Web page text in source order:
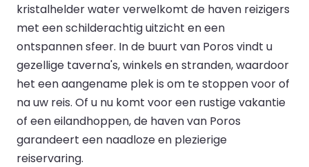
kristalhelder water verwelkomt de haven reizigers
met een schilderachtig uitzicht en een
ontspannen sfeer. In de buurt van Poros vindt u
gezellige taverna's, winkels en stranden, waardoor
het een aangename plek is om te stoppen voor of
na uw reis. Of u nu komt voor een rustige vakantie
of een eilandhoppen, de haven van Poros
garandeert een naadloze en plezierige
reiservaring.